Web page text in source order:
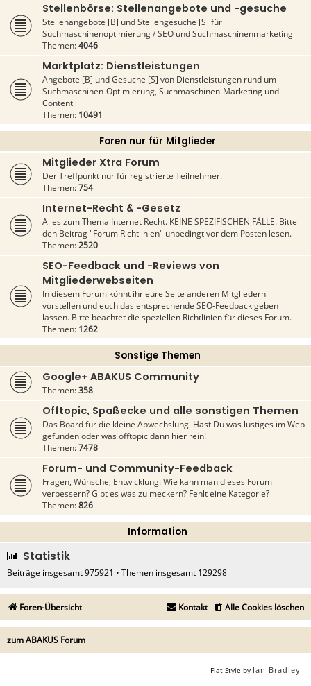
Stellenbörse: Stellenangebote und -gesuche
Stellenangebote [B] und Stellengesuche [S] für
Suchmaschinenoptimierung / SEO und Suchmaschinenmarketing
Themen:4046
Marktplatz: Dienstleistungen
Angebote [B] und Gesuche [S] von Dienstleistungen rund um
Suchmaschinen-Optimierung, Suchmaschinen-Marketing und
Content
Themen: 10491
Foren nur für Mitglieder
Mitglieder Xtra Forum
Der Treffpunkt nur für registrierte Teilnehmer.
Themen:754
Internet-Recht & -Gesetz
Alles zum Thema Internet Recht. KEINE SPEZIFISCHEN FÄLLE. Bitte
den Beitrag "Forum Richtlinien" unbedingt vor dem Posten lesen.
Themen:2520
SEO-Feedback und -Reviews von
Mitgliederwebseiten
In diesem Forum könnt ihr eure Seite anderen Mitgliedern
vorstellen und euch das entsprechende SEO-Feedback geben
lassen. Bitte beachtet die speziellen Richtlinien für dieses Forum.
Themen: 1262
Sonstige Themen
Google+ ABAKUS Community
Themen:358
Offtopic, Spaßecke und alle sonstigen Themen
Das Board für die kleine Abwechslung. Hast Du was lustiges im Web
gefunden oder was offtopic dann hier rein!
Themen:7478
Forum- und Community-Feedback
Fragen, Wünsche, Entwicklung: Wie kann man dieses Forum
verbessern? Gibt es was zu meckern? Fehlt eine Kategorie?
Themen:826
Information
Statistik
Beiträge insgesamt975921 • Themen insgesamt 129298
Foren-Übersicht Alle Cookies löschen
Kontakt
zum ABAKUS Forum
Flat Style by Ian Bradley